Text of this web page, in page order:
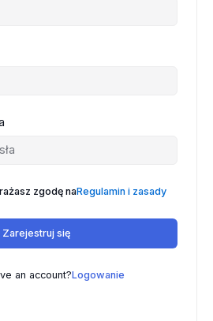
zgodę naRegulamin i zasady
Zarejestruj się
an account?Logowanie